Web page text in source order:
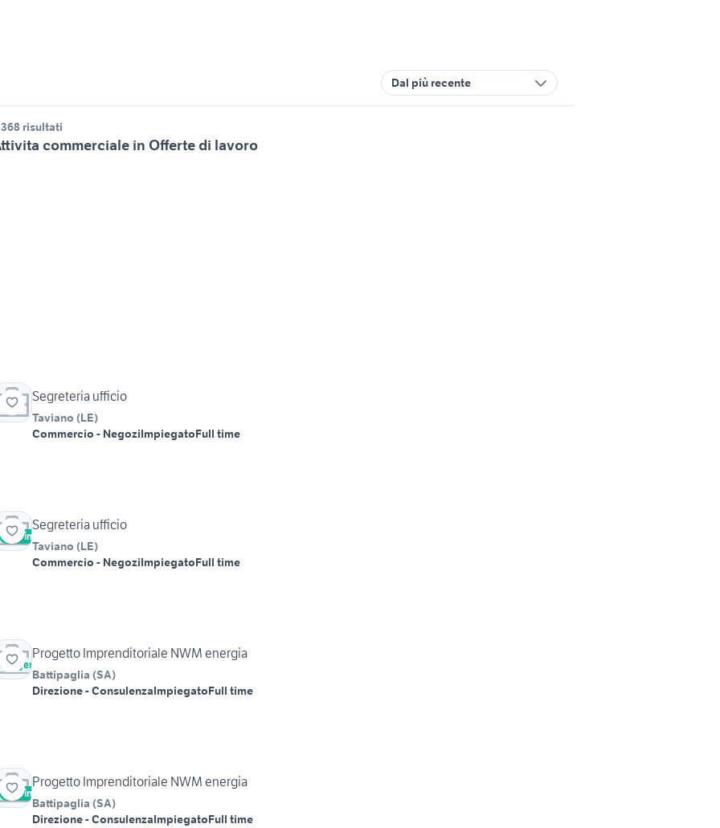
Dal più recente
risultati
commerciale in Offerte di lavoro
Segreteria ufficio
Taviano (LE)
Commercio - NegoziImpiegatoFull time
Vetrina
Segreteria ufficio
Taviano (LE)
Commercio - NegoziImpiegatoFull time
Urgente
Progetto Imprenditoriale NWM energia
Battipaglia (SA)
Direzione - ConsulenzaImpiegatoFull time
Vetrina
Progetto Imprenditoriale NWM energia
Battipaglia (SA)
Direzione - ConsulenzaImpiegatoFull time